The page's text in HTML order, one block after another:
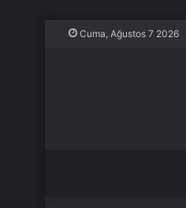
Cuma, Ağustos 7 2026